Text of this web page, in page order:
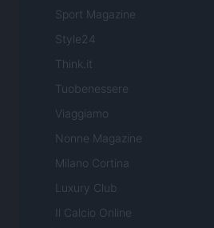
Sport Magazine
Style24
Think.it
Tuobenessere
Viaggiamo
Nonne Magazine
Milano Cortina
Luxury Club
Il Calcio Online